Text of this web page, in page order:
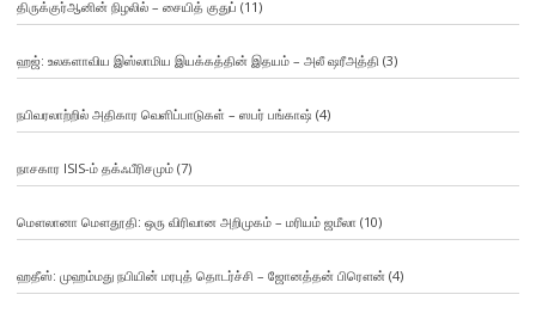
திருக்குர்ஆனின் நிழலில் – சையித் குதுப் (11)
ஹஜ்: உலகளாவிய இஸ்லாமிய இயக்கத்தின் இதயம் – அலீ ஷரீஅத்தி (3)
நபிவரலாற்றில் அதிகார வெளிப்பாடுகள் – ஸபர் பங்காஷ் (4)
நாசகார ISIS-ம் தக்ஃபீரிசமும்(7)
மௌலானா மௌதூதி: ஒரு விரிவான அறிமுகம் – மரியம் ஜமீலா (10)
ஹதீஸ்: முஹம்மது நபியின் மரபுத் தொடர்ச்சி – ஜோனத்தன் பிரௌன் (4)